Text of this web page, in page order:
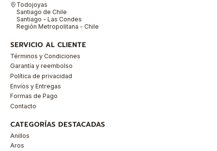
Todojoyas
Santiago de Chile
Santiago - Las Condes
Región Metropolitana - Chile
SERVICIO AL CLIENTE
Términos y Condiciones
Garantía y reembolso
Política de privacidad
Envíos y Entregas
Formas de Pago
Contacto
CATEGORÍAS DESTACADAS
Anillos
Aros